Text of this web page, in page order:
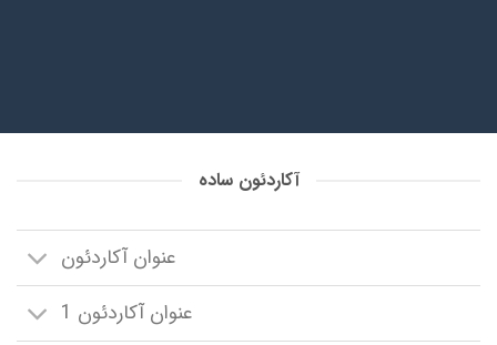
آکاردئون ساده
عنوان آکاردئون
عنوان آکاردئون 1